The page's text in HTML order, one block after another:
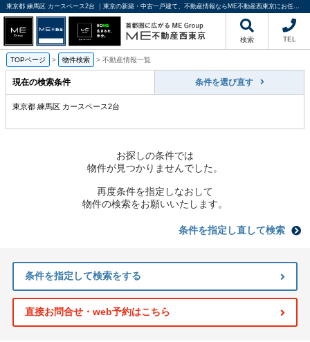
東京都 練馬区 カースペース2台 ｜東京の新築・中古一戸建て、不動産情報ならME不動産西東京にお任せください
検索 TEL
TOPページ > 物件検索 > 不動産情報一覧
現在の検索条件 条件を選び直す
東京都 練馬区 カースペース2台
お探しの条件では
物件が見つかりませんでした。
再度条件を指定しなおして
物件の検索をお願いいたします。
条件を指定し直して検索
条件を指定して検索をする
直接お問合せ・web予約はこちら